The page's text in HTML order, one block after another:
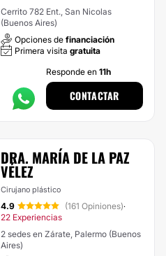
Cerrito 782 Ent., San Nicolas
(Buenos Aires)
Opciones de financiación
Primera visita gratuita
Responde en 11h
CONTACTAR
DRA. MARÍA DE LA PAZ
VÉLEZ
Cirujano plástico
4.9 (161 Opiniones)·
22 Experiencias
2 sedes en Zárate, Palermo (Buenos
Aires)